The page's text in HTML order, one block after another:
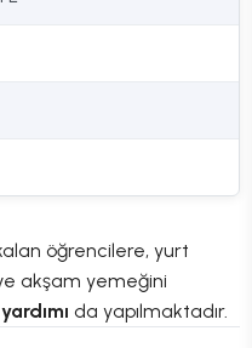
öğrencilere, yurt
akşam yemeğini
da yapılmaktadır.